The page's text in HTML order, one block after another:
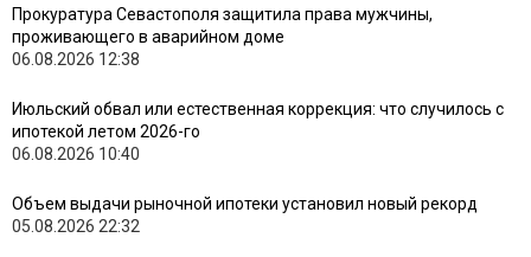
Прокуратура Севастополя защитила права мужчины,
проживающего в аварийном доме
06.08.2026 12:38
Июльский обвал или естественная коррекция: что случилось с
ипотекой летом 2026-го
06.08.2026 10:40
Объем выдачи рыночной ипотеки установил новый рекорд
05.08.2026 22:32